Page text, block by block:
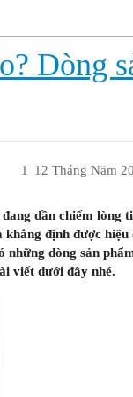
Dòng
12 Tháng Năm
1
dần chiếm lòng
định được hiệu
dòng sản
viết dưới đây nhé.